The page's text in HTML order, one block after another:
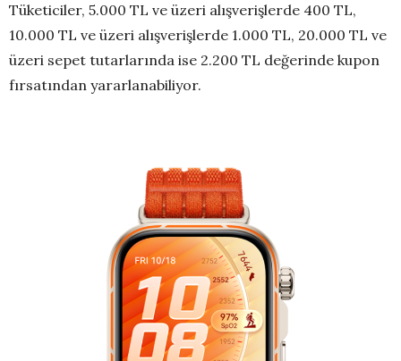
Tüketiciler, 5.000 TL ve üzeri alışverişlerde 400 TL,
10.000 TL ve üzeri alışverişlerde 1.000 TL, 20.000 TL ve
üzeri sepet tutarlarında ise 2.200 TL değerinde kupon
fırsatından yararlanabiliyor.